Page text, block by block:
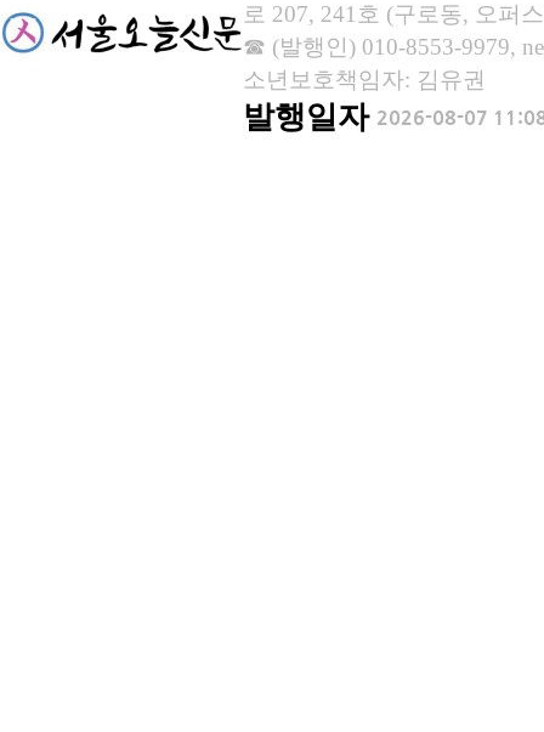
로 207, 241호 (구로동, 오퍼
☎ (발행인) 010-8553-9979,
소년보호책임자: 김유권
발행일자